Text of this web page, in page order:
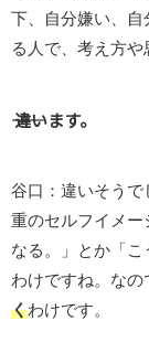
下、自分嫌い、
る人で、考え方や
―― 違います。
谷口：違いそう
重のセルフイメ
なる。」とか「
わけですね。な
くわけです。